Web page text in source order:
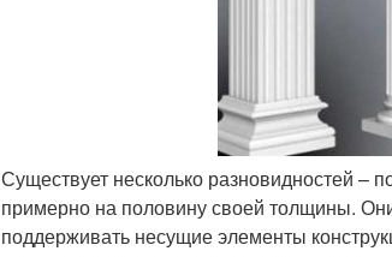
Существует несколько разновидностей –
примерно на половину своей толщины.
поддерживать несущие элементы